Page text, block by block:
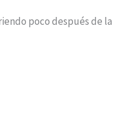
poco después de la